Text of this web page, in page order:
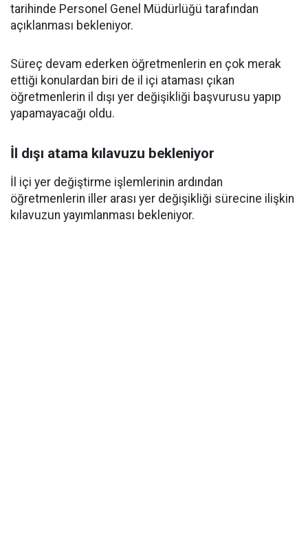
tarihinde Personel Genel Müdürlüğü tarafından
açıklanması bekleniyor.
Süreç devam ederken öğretmenlerin en çok merak
ettiği konulardan biri de il içi ataması çıkan
öğretmenlerin il dışı yer değişikliği başvurusu yapıp
yapamayacağı oldu.
İl dışı atama kılavuzu bekleniyor
İl içi yer değiştirme işlemlerinin ardından
öğretmenlerin iller arası yer değişikliği sürecine ilişkin
kılavuzun yayımlanması bekleniyor.